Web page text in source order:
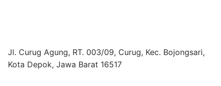
Jl. Curug Agung, RT. 003/09, Curug, Kec. Bojongsari,
Kota Depok, Jawa Barat 16517